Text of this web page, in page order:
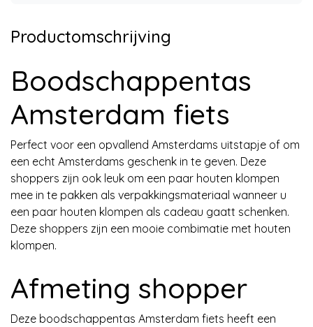
Productomschrijving
Boodschappentas
Amsterdam fiets
Perfect voor een opvallend Amsterdams uitstapje of om
een echt Amsterdams geschenk in te geven. Deze
shoppers zijn ook leuk om een paar houten klompen
mee in te pakken als verpakkingsmateriaal wanneer u
een paar houten klompen als cadeau gaatt schenken.
Deze shoppers zijn een mooie combimatie met houten
klompen.
Afmeting shopper
Deze boodschappentas Amsterdam fiets heeft een